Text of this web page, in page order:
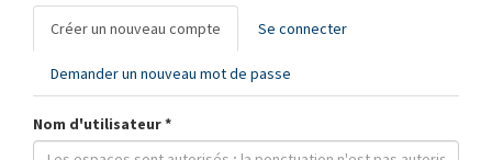
Onglets
principaux
Créer un nouveau compte (onglet
actif)
Se connecter
Demander un nouveau mot de passe
Nom d'utilisateur*